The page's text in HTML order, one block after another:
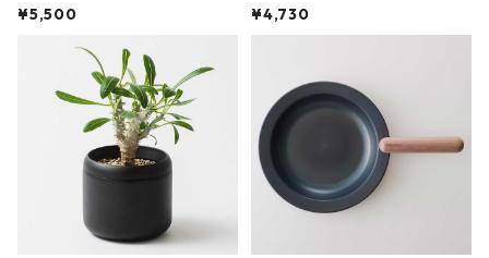
サンドカラー 石調 ideaco Station
¥5,500
石調 ideaco Umbrella Stand CUB
E ストーンサンドブラック
¥4,730